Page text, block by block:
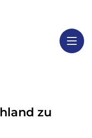
zu